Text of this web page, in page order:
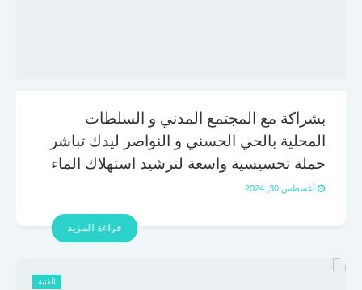
بشراكة مع المجتمع المدني و السلطات
المحلية بالحي الحسني و النواصر ليدك تباشر
حملة تحسيسية واسعة لترشيد استهلاك الماء
أغسطس 30, 2024
قراءة المزيد
الفنية